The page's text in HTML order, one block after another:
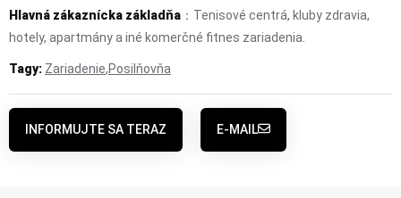
Hlavná zákaznícka základňa ：Tenisové centrá, kluby zdravia,
hotely, apartmány a iné komerčné fitnes zariadenia.
Tagy: Zariadenie,Posilňovňa
INFORMUJTE SA TERAZ E-MAIL